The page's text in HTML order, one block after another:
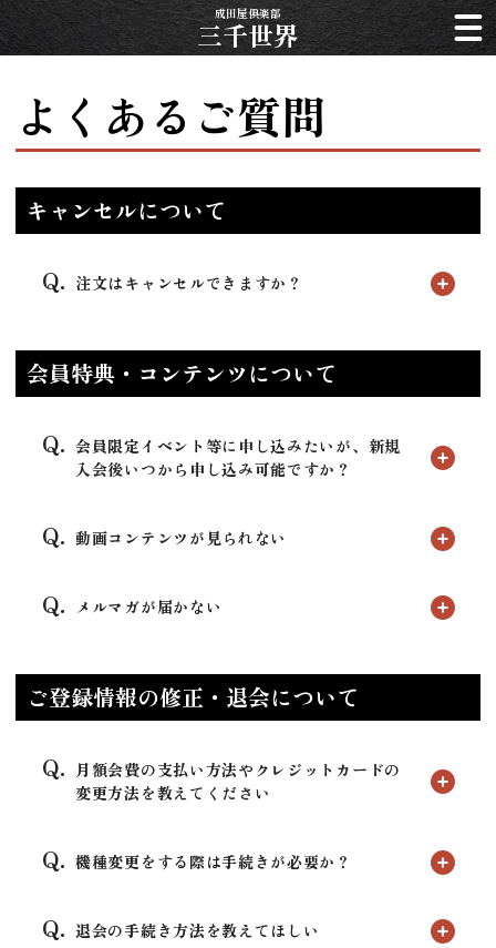
成田屋倶楽部
三千世界
よくあるご質問
キャンセルについて
注文はキャンセルできますか？
会員特典・コンテンツについて
会員限定イベント等に申し込みたいが、新規
入会後いつから申し込み可能ですか？
動画コンテンツが見られない
メルマガが届かない
ご登録情報の修正・退会について
月額会費の支払い方法やクレジットカードの
変更方法を教えてください
機種変更をする際は手続きが必要か？
退会の手続き方法を教えてほしい